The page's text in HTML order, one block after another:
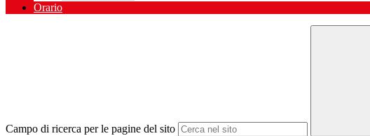
Orario
Campo di ricerca per le pagine del sito